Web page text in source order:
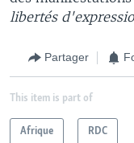
libertés
Partager
This item is part of
Afrique RDC